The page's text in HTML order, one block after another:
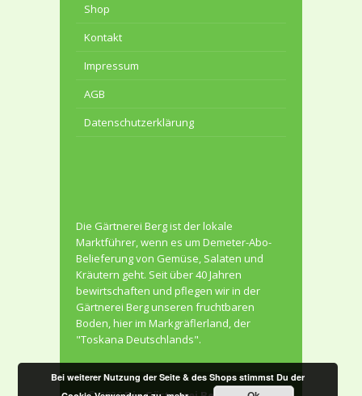
Shop
Kontakt
Impressum
AGB
Datenschutzerklärung
Die Gärtnerei Berg ist der lokale
Marktführer, wenn es um Demeter-Abo-
Belieferung von Gemüse, Salaten und
Kräutern geht. Seit über 40 Jahren
bewirtschaften und pflegen wir in der
Gärtnerei Berg unseren fruchtbaren
Boden, hier im Markgräflerland, der
"Toskana Deutschlands".
Bei weiterer Nutzung der Seite & des Shops stimmst Du der